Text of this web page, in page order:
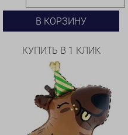
В КОРЗИНУ
КУПИТЬ В 1 КЛИК